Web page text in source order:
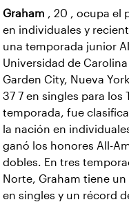
Graham , 20 , ocupa el
en individuales y
una temporada junior
Universidad de
Garden City, Nueva
37 7 en singles para los
temporada, fue
la nación en
ganó los honores All-
dobles. En tres
Norte, Graham tiene un
en singles y un récord